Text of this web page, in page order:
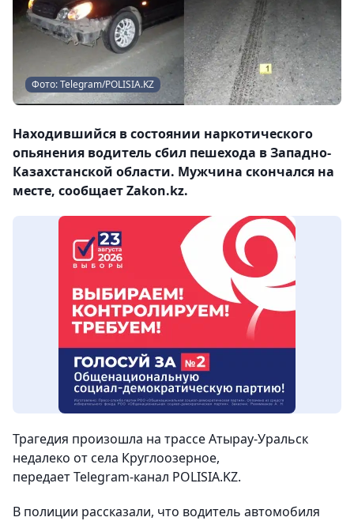
Фото: Telegram/POLISIA.KZ
Находившийся в состоянии наркотического
опьянения водитель сбил пешехода в Западно-
Казахстанской области. Мужчина скончался на
месте, сообщает Zakon.kz.
Трагедия произошла на трассе Атырау-Уральск
недалеко от села Круглоозерное,
передает Telegram-канал POLISIA.KZ.
В полиции рассказали, что водитель автомобиля